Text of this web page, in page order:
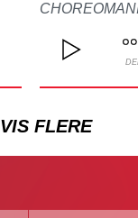
VIS FLERE